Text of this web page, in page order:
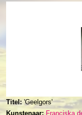
Titel: 'Geelgors'
Kunstenaar: Franciska